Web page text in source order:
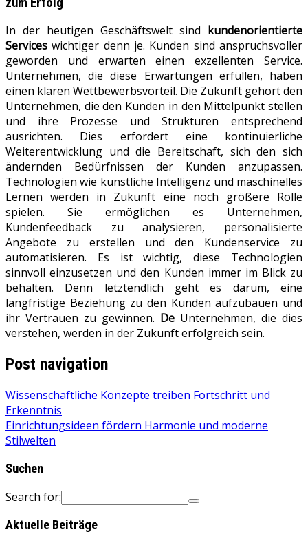
In der heutigen Geschäftswelt sind kundenorientierte
Services wichtiger denn je. Kunden sind anspruchsvoller
geworden und erwarten einen exzellenten Service.
Unternehmen, die diese Erwartungen erfüllen, haben
einen klaren Wettbewerbsvorteil. Die Zukunft gehört den
Unternehmen, die den Kunden in den Mittelpunkt stellen
und ihre Prozesse und Strukturen entsprechend
ausrichten. Dies erfordert eine kontinuierliche
Weiterentwicklung und die Bereitschaft, sich den sich
ändernden Bedürfnissen der Kunden anzupassen.
Technologien wie künstliche Intelligenz und maschinelles
Lernen werden in Zukunft eine noch größere Rolle
spielen. Sie ermöglichen es Unternehmen,
Kundenfeedback zu analysieren, personalisierte
Angebote zu erstellen und den Kundenservice zu
automatisieren. Es ist wichtig, diese Technologien
sinnvoll einzusetzen und den Kunden immer im Blick zu
behalten. Denn letztendlich geht es darum, eine
langfristige Beziehung zu den Kunden aufzubauen und
ihr Vertrauen zu gewinnen. De Unternehmen, die dies
verstehen, werden in der Zukunft erfolgreich sein.
Post navigation
Wissenschaftliche Konzepte treiben Fortschritt und
Erkenntnis
Einrichtungsideen fördern Harmonie und moderne
Stilwelten
Suchen
Search for:
Aktuelle Beiträge